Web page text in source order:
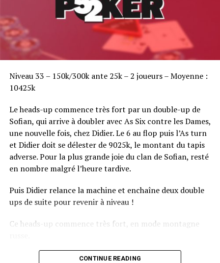
Niveau 33 – 150k/300k ante 25k – 2 joueurs – Moyenne :
10425k
Le heads-up commence très fort par un double-up de
Sofian, qui arrive à doubler avec As Six contre les Dames,
une nouvelle fois, chez Didier. Le 6 au flop puis l’As turn
et Didier doit se délester de 9025k, le montant du tapis
adverse. Pour la plus grande joie du clan de Sofian, resté
en nombre malgré l’heure tardive.
Puis Didier relance la machine et enchaîne deux double
ups de suite pour revenir à niveau !
Ce heads-up commence très fort, en mode montagne
CONTINUE READING